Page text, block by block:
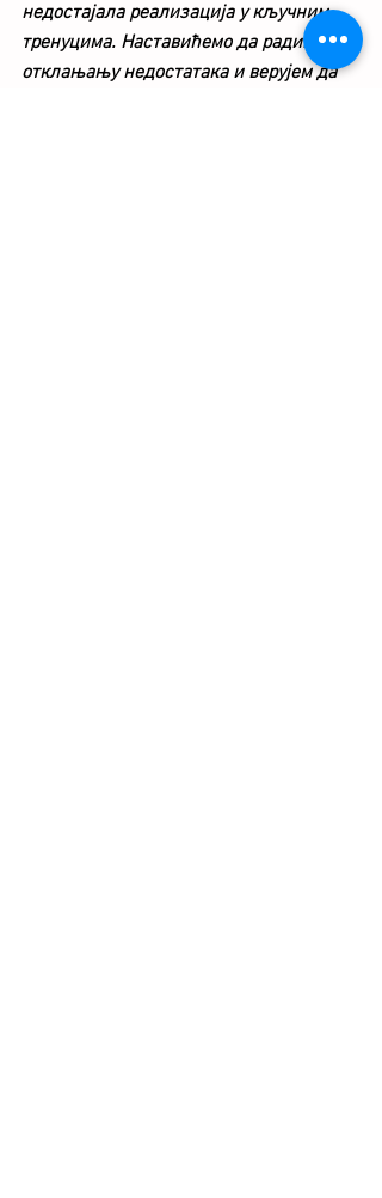
недостајала реализација у кључним
тренуцима. Наставићемо да радимо на
отклањању недостатака и верујем да